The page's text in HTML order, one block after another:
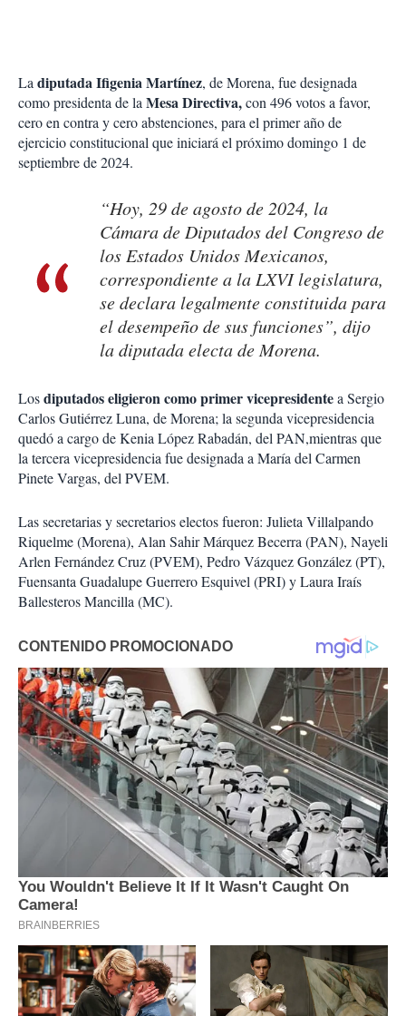
La diputada Ifigenia Martínez, de Morena, fue designada
como presidenta de la Mesa Directiva,con 496 votos a favor,
cero en contra y cero abstenciones, para el primer año de
ejercicio constitucional que iniciará el próximo domingo 1 de
septiembre de 2024.
“Hoy, 29 de agosto de 2024, la
Cámara de Diputados del Congreso de
los Estados Unidos Mexicanos,
correspondiente a la LXVI legislatura,
se declara legalmente constituida para
el desempeño de sus funciones”, dijo
la diputada electa de Morena.
Losdiputados eligieron como primer vicepresidentea Sergio
Carlos Gutiérrez Luna, de Morena; la segunda vicepresidencia
quedó a cargo de Kenia López Rabadán, del PAN,mientras que
la tercera vicepresidencia fue designada a María del Carmen
Pinete Vargas, del PVEM.
Las secretarias y secretarios electos fueron: Julieta Villalpando
Riquelme (Morena), Alan Sahir Márquez Becerra (PAN), Nayeli
Arlen Fernández Cruz (PVEM), Pedro Vázquez González (PT),
Fuensanta Guadalupe Guerrero Esquivel (PRI) y Laura Iraís
Ballesteros Mancilla (MC).